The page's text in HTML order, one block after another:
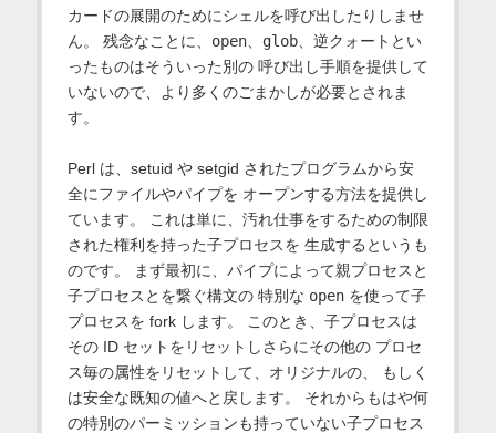
カードの展開のためにシェルを呼び出したりしませ
ん。 残念なことに、 open、 glob、逆クォートとい
ったものはそういった別の 呼び出し手順を提供して
いないので、より多くのごまかしが必要とされま
す。
Perl は、setuid や setgid されたプログラムから安
全にファイルやパイプを オープンする方法を提供し
ています。 これは単に、汚れ仕事をするための制限
された権利を持った子プロセスを 生成するというも
のです。 まず最初に、パイプによって親プロセスと
子プロセスとを繋ぐ構文の 特別な openを使って子
プロセスを fork します。 このとき、子プロセスは
その ID セットをリセットしさらにその他の プロセ
ス毎の属性をリセットして、オリジナルの、 もしく
は安全な既知の値へと戻します。 それからもはや何
の特別のパーミッションも持っていない子プロセス